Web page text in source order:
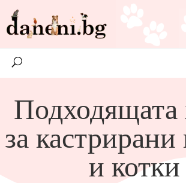
Подходящата
за кастрирани
и котки